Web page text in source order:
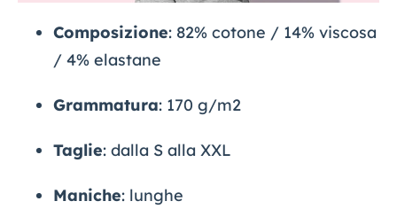
Composizione: 82% cotone / 14% viscosa
/ 4% elastane
Grammatura: 170 g/m2
Taglie: dalla S alla XXL
Maniche: lunghe